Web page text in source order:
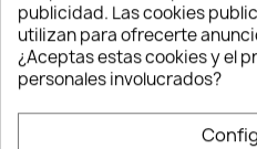
Pago flexible
publicidad. Las cookies
utilizan para ofrecerte
¿Aceptas estas cookies y el
personales involucrados?